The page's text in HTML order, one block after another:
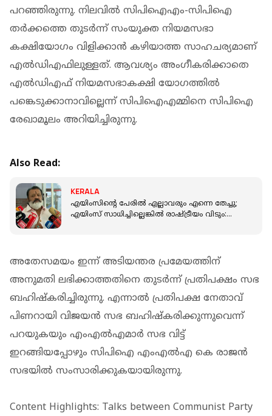
പറഞ്ഞിരുന്നു. നിലവില്‍ സിപിഐഎം-സിപിഐ
തര്‍ക്കത്തെ തുടര്‍ന്ന് സംയുക്ത നിയമസഭാ
കക്ഷിയോഗം വിളിക്കാന്‍ കഴിയാത്ത സാഹചര്യമാണ്
എല്‍ഡിഎഫിലുള്ളത്. ആവശ്യം അംഗീകരിക്കാതെ
എല്‍ഡിഎഫ് നിയമസഭാകക്ഷി യോഗത്തില്‍
പങ്കെടുക്കാനാവില്ലെന്ന് സിപിഐഎമ്മിനെ സിപിഐ
രേഖാമൂലം അറിയിച്ചിരുന്നു.
Also Read:
KERALA
എയിംസിന്റെ പേരില്‍ എല്ലാവരും എന്നെ തേച്ചു;
എയിംസ് സാധിച്ചില്ലെങ്കില്‍ രാഷ്ട്രീയം വിടും:
അതേസമയം ഇന്ന് അടിയന്തര പ്രമേയത്തിന്
അനുമതി ലഭിക്കാത്തതിനെ തുടര്‍ന്ന് പ്രതിപക്ഷം സഭ
ബഹിഷ്‌കരിച്ചിരുന്നു. എന്നാല്‍ പ്രതിപക്ഷ നേതാവ്
പിണറായി വിജയന്‍ സഭ ബഹിഷ്‌കരിക്കുന്നുവെന്ന്
പറയുകയും എംഎല്‍എമാര്‍ സഭ വിട്ട്
ഇറങ്ങിയപ്പോഴും സിപിഐ എംഎല്‍എ കെ രാജന്‍
സഭയില്‍ സംസാരിക്കുകയായിരുന്നു.
Content Highlights: Talks between Communist Party